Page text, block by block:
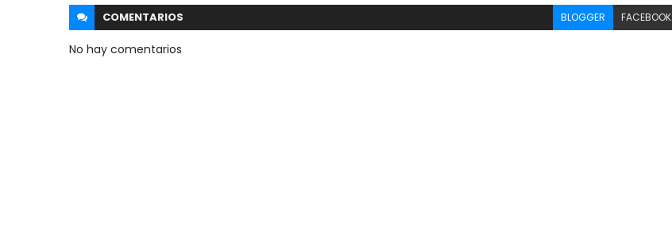
COMENTARIOS BLOGGER FACEBOOK
No hay comentarios